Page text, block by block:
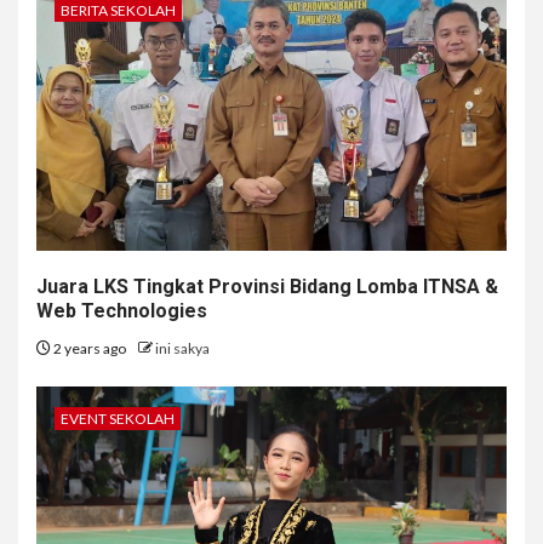
BERITA SEKOLAH
Juara LKS Tingkat Provinsi Bidang Lomba ITNSA &
Web Technologies
2 years ago ini sakya
EVENT SEKOLAH